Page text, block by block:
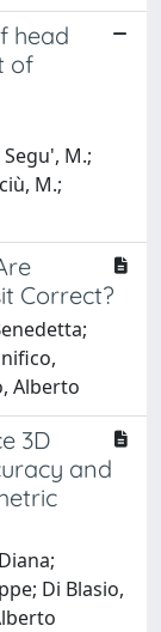
head
of
M.;
M.;
Correct?
Alberto
3D
and
Di Blasio,